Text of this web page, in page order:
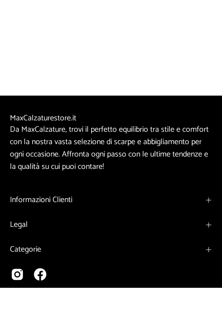
MaxCalzaturestore.it
Da MaxCalzature, trovi il perfetto equilibrio tra stile e comfort
con la nostra vasta selezione di scarpe e abbigliamento per
ogni occasione. Affronta ogni passo con le ultime tendenze e
la qualità su cui puoi contare!
Informazioni Clienti
Legal
Categorie